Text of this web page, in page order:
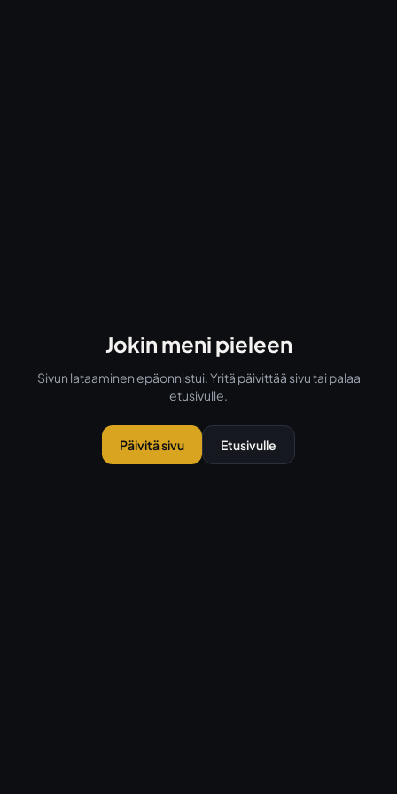
Jokin meni pieleen
Sivun lataaminen epäonnistui. Yritä päivittää sivu tai palaa
etusivulle.
Päivitä sivu Etusivulle